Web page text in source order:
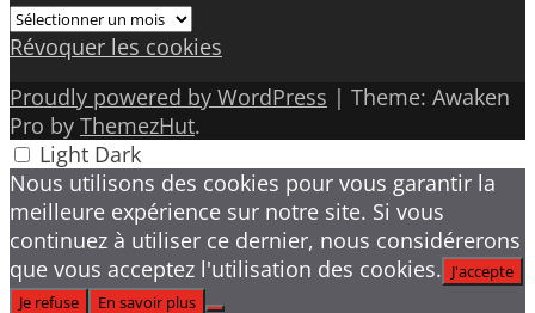
Archives
Révoquer les cookies
Proudly powered by WordPress | Theme: Awaken
Pro by ThemezHut.
Light Dark
Nous utilisons des cookies pour vous garantir la
meilleure expérience sur notre site. Si vous
continuez à utiliser ce dernier, nous considérerons
que vous acceptez l'utilisation des cookies. J'accepte
Je refuse
En savoir plus